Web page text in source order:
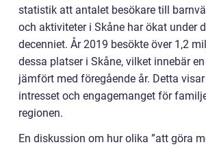
statistik att antalet besökare till
och aktiviteter i Skåne har ökat under
decenniet. År 2019 besökte över 1,2
dessa platser i Skåne, vilket innebär
jämfört med föregående år. Detta
intresset och engagemanget för
regionen.
En diskussion om hur olika ”att göra